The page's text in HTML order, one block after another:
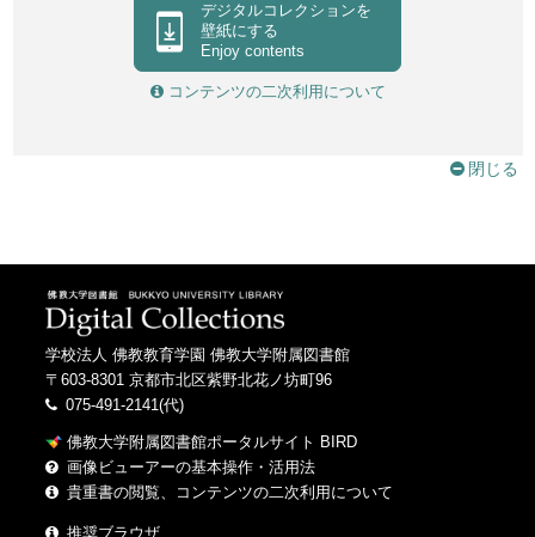
デジタルコレクションを
壁紙にする
Enjoy contents
コンテンツの二次利用について
閉じる
学校法人 佛教教育学園 佛教大学附属図書館
〒603-8301 京都市北区紫野北花ノ坊町96
075-491-2141(代)
佛教大学附属図書館ポータルサイト BIRD
画像ビューアーの基本操作・活用法
貴重書の閲覧、コンテンツの二次利用について
推奨ブラウザ